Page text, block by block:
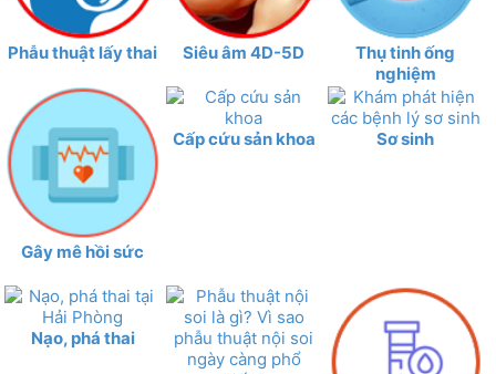
Phẫu thuật lấy thai Siêu âm 4D-5D
Thụ tinh ống
nghiệm
Gây mê hồi sức
Cấp cứu sản khoa Sơ sinh
Nạo, phá thai